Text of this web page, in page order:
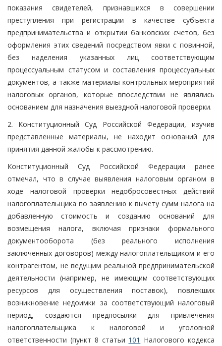
показания свидетелей, признавшихся в совершении
преступления при регистрации в качестве субъекта
предпринимательства и открытии банковских счетов, без
оформления этих сведений посредством явки с повинной,
без наделения указанных лиц соответствующим
процессуальным статусом и составления процессуальных
документов, а также материалы контрольных мероприятий
налоговых органов, которые впоследствии не являлись
основанием для назначения выездной налоговой проверки.
2. Конституционный Суд Российской Федерации, изучив
представленные материалы, не находит оснований для
принятия данной жалобы к рассмотрению.
Конституционный Суд Российской Федерации ранее
отмечал, что в случае выявления налоговым органом в
ходе налоговой проверки недобросовестных действий
налогоплательщика по заявлению к вычету сумм налога на
добавленную стоимость и созданию оснований для
возмещения налога, включая признаки формального
документооборота (без реального исполнения
заключенных договоров) между налогоплательщиком и его
контрагентом, не ведущим реальной предпринимательской
деятельности (например, не имеющим соответствующих
ресурсов для осуществления поставок), повлекших
возникновение недоимки за соответствующий налоговый
период, создаются предпосылки для привлечения
налогоплательщика к налоговой и уголовной
ответственности (пункт 8 статьи 101 Налогового кодекса